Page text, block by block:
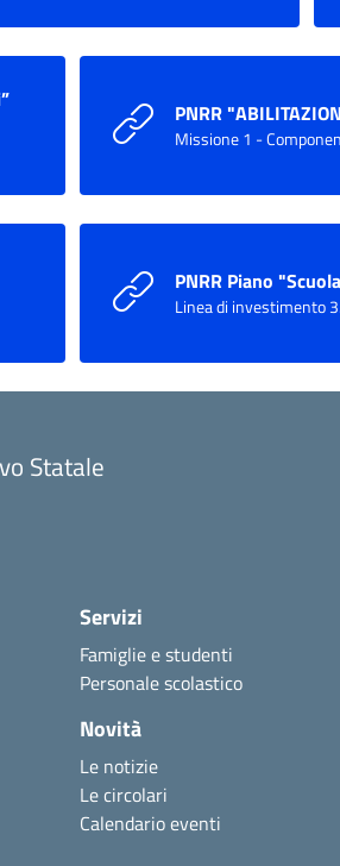
PNRR
Missione 1 -
PNRR Piano
Linea di investimento
Statale
Servizi
Famiglie e studenti
Personale scolastico
Novità
Le notizie
Le circolari
Calendario eventi